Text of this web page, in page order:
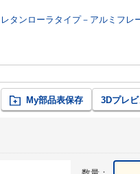
タンローラタイプ－アルミフレ
My部品表保存 3Dプレ